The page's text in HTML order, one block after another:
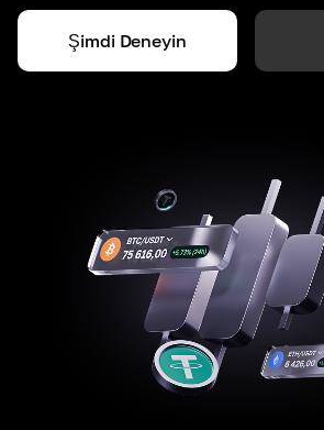
Şimdi Deneyin